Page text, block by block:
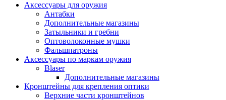
Аксессуары для оружия
Антабки
Дополнительные магазины
Затыльники и гребни
Оптоволоконные мушки
Фальшпатроны
Аксессуары по маркам оружия
Blaser
Дополнительные магазины
Кронштейны для крепления оптики
Верхние части кронштейнов